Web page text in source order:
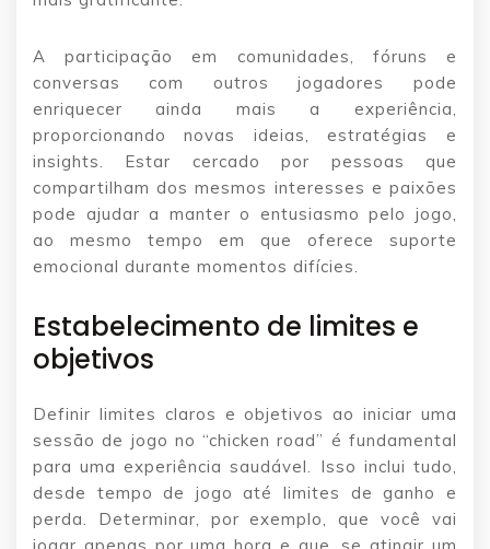
A participação em comunidades, fóruns e
conversas com outros jogadores pode
enriquecer ainda mais a experiência,
proporcionando novas ideias, estratégias e
insights. Estar cercado por pessoas que
compartilham dos mesmos interesses e paixões
pode ajudar a manter o entusiasmo pelo jogo,
ao mesmo tempo em que oferece suporte
emocional durante momentos difícies.
Estabelecimento de limites e
objetivos
Definir limites claros e objetivos ao iniciar uma
sessão de jogo no “chicken road” é fundamental
para uma experiência saudável. Isso inclui tudo,
desde tempo de jogo até limites de ganho e
perda. Determinar, por exemplo, que você vai